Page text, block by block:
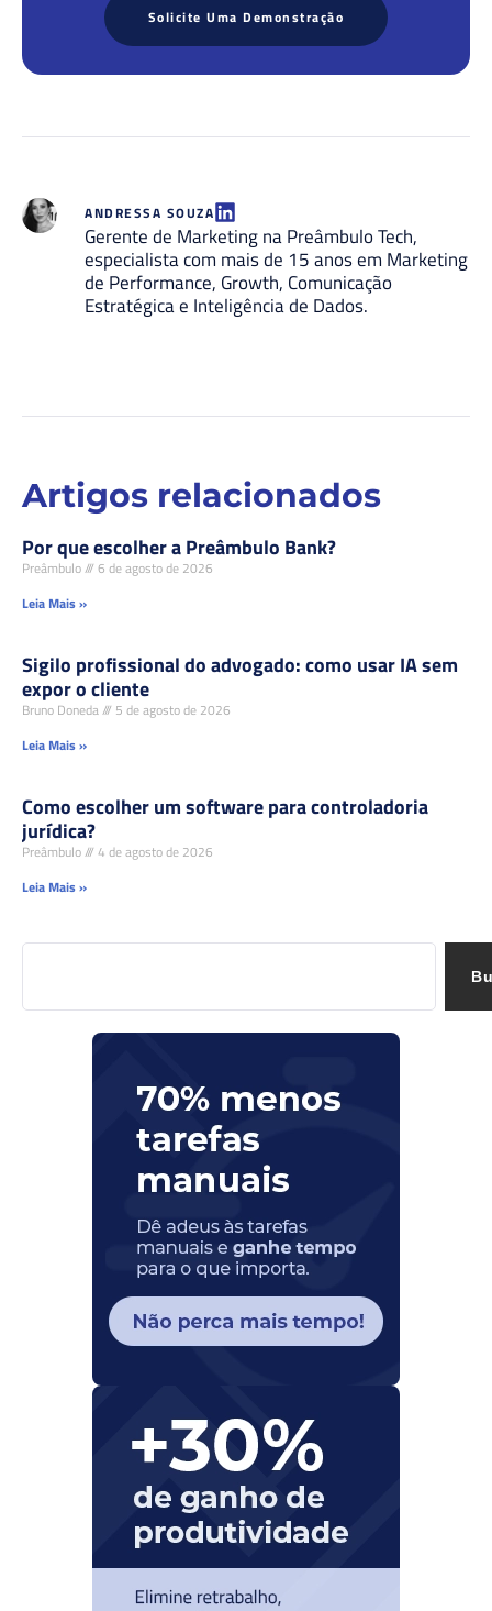
Solicite Uma Demonstração
ANDRESSA SOUZA
Gerente de Marketing na Preâmbulo Tech,
especialista com mais de 15 anos em Marketing
de Performance, Growth, Comunicação
Estratégica e Inteligência de Dados.
Artigos relacionados
Por que escolher a Preâmbulo Bank?
Preâmbulo
6 de agosto de 2026
Leia Mais »
Sigilo profissional do advogado: como usar IA sem
expor o cliente
Bruno Doneda
5 de agosto de 2026
Leia Mais »
Como escolher um software para controladoria
jurídica?
Preâmbulo
4 de agosto de 2026
Leia Mais »